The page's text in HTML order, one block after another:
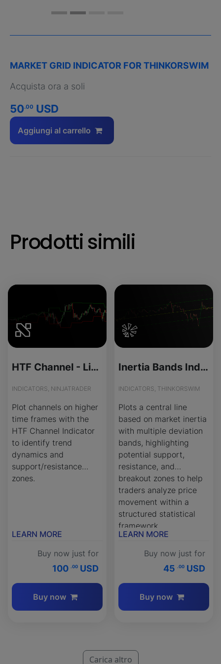
MARKET GRID INDICATOR FOR THINKORSWIM
Acquista ora a soli
50.00 USD
Aggiungi al carrello
Prodotti simili
HTF Channel - License Version
INDICATORS, NINJATRADER
Plot channels on higher
time frames with the
HTF Channel Indicator
to identify trend
dynamics and
support/resistance
zones.
LEARN MORE
Buy now just for
100 .00 USD
Buy now
Inertia Bands Indicator for ThinkOrSwim
INDICATORS, THINKORSWIM
Plots a central line
based on market inertia
with multiple deviation
bands, highlighting
potential support,
resistance, and
breakout zones to help
traders analyze price
movement within a
structured statistical
framework.
LEARN MORE
Buy now just for
45 .00 USD
Buy now
Carica altro